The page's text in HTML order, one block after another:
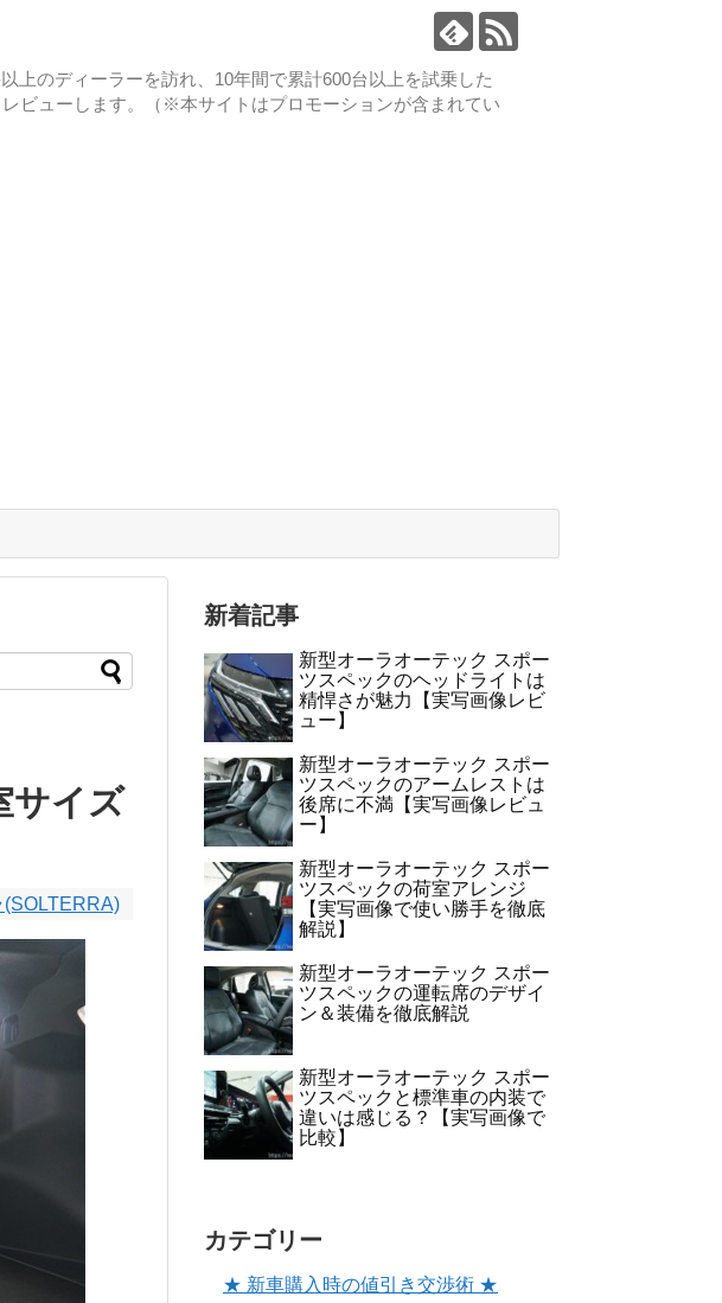
上のディーラーを訪れ、10年間で累計600台以上を試乗した
ビューします。（※本サイトはプロモーションが含まれてい
サイズ
(SOLTERRA)
新着記事
新型オーラオーテック スポー
ツスペックのヘッドライトは
精悍さが魅力【実写画像レビ
ュー】
新型オーラオーテック スポー
ツスペックのアームレストは
後席に不満【実写画像レビュ
ー】
新型オーラオーテック スポー
ツスペックの荷室アレンジ
【実写画像で使い勝手を徹底
解説】
新型オーラオーテック スポー
ツスペックの運転席のデザイ
ン＆装備を徹底解説
新型オーラオーテック スポー
ツスペックと標準車の内装で
違いは感じる？【実写画像で
比較】
カテゴリー
★ 新車購入時の値引き交渉術 ★